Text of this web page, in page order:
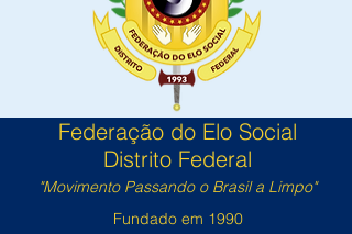
Federação do Elo Social
Distrito Federal
"Movimento Passando o Brasil a Limpo"
Fundado em 1990